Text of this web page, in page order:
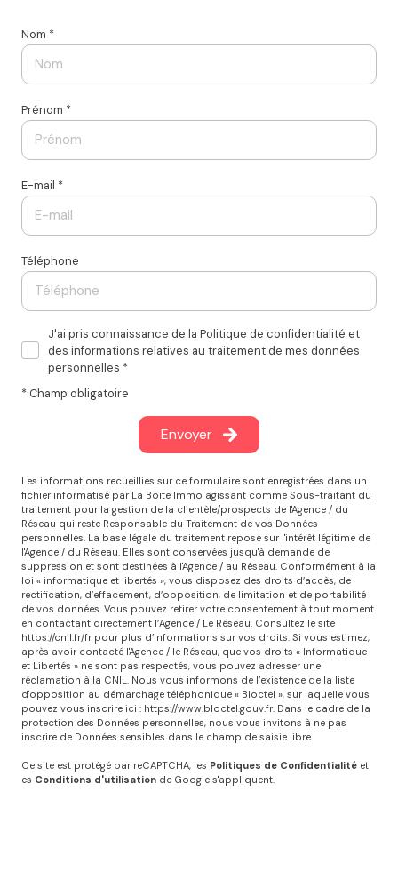
Nom *
Prénom *
E-mail *
Téléphone
J'ai pris connaissance de la Politique de confidentialité et
des informations relatives au traitement de mes données
personnelles *
* Champ obligatoire
Envoyer
Les informations recueillies sur ce formulaire sont enregistrées dans un
fichier informatisé par La Boite Immo agissant comme Sous-traitant du
traitement pour la gestion de la clientèle/prospects de l'Agence / du
Réseau qui reste Responsable du Traitement de vos Données
personnelles. La base légale du traitement repose sur l'intérêt légitime de
l'Agence / du Réseau. Elles sont conservées jusqu'à demande de
suppression et sont destinées à l'Agence / au Réseau. Conformément à la
loi « informatique et libertés », vous disposez des droits d’accès, de
rectification, d’effacement, d’opposition, de limitation et de portabilité
de vos données. Vous pouvez retirer votre consentement à tout moment
en contactant directement l’Agence / Le Réseau. Consultez le site
https://cnil.fr/fr pour plus d’informations sur vos droits. Si vous estimez,
après avoir contacté l'Agence / le Réseau, que vos droits « Informatique
et Libertés » ne sont pas respectés, vous pouvez adresser une
réclamation à la CNIL. Nous vous informons de l’existence de la liste
d'opposition au démarchage téléphonique « Bloctel », sur laquelle vous
pouvez vous inscrire ici : https://www.bloctel.gouv.fr . Dans le cadre de la
protection des Données personnelles, nous vous invitons à ne pas
inscrire de Données sensibles dans le champ de saisie libre.
Ce site est protégé par reCAPTCHA, les Politiques de Confidentialité et
es Conditions d'utilisation de Google s'appliquent.